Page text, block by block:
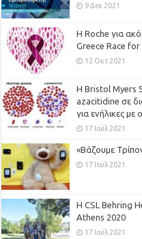
9 Δεκ 2021
H Roche για
Greece Race for
12 Οκτ 2021
Η Bristol Myers
azacitidine σε
για ενήλικες με
17 Ιούλ 2021
«Βάζουμε
17 Ιούλ 2021
H CSL Behring
Athens 2020
17 Ιούλ 2021